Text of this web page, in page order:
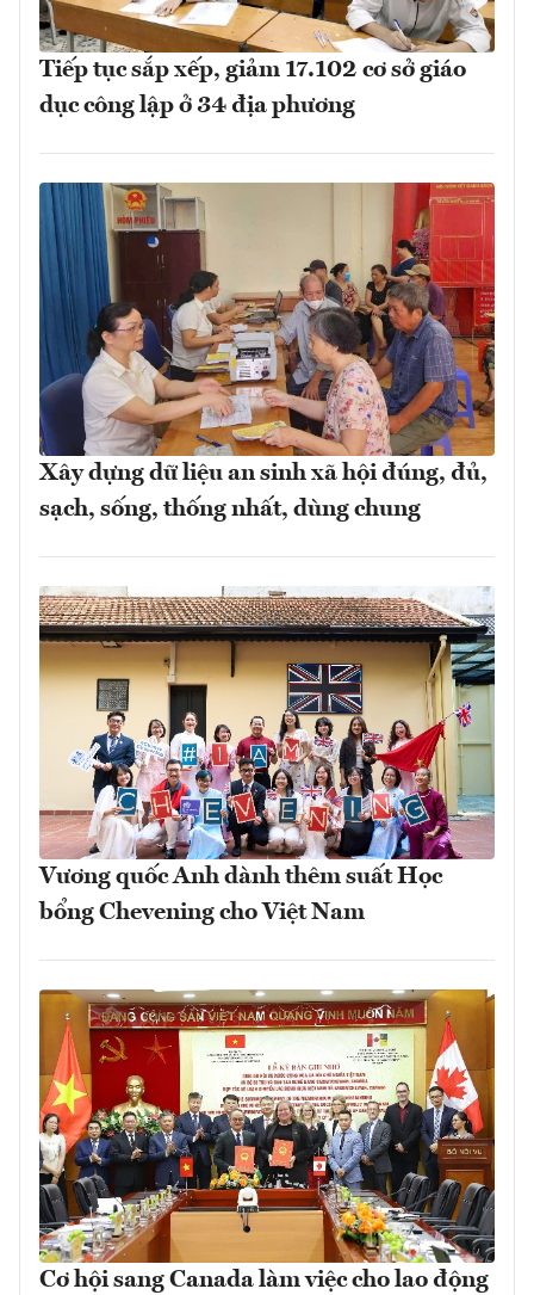
Tiếp tục sắp xếp, giảm 17.102 cơ sở giáo
dục công lập ở 34 địa phương
Xây dựng dữ liệu an sinh xã hội đúng, đủ,
sạch, sống, thống nhất, dùng chung
Vương quốc Anh dành thêm suất Học
bổng Chevening cho Việt Nam
Cơ hội sang Canada làm việc cho lao động